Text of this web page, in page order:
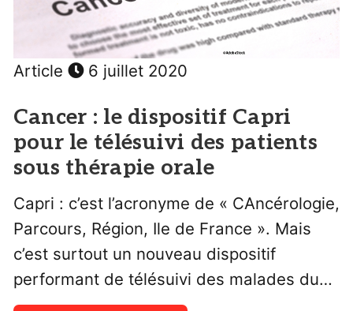
Article 6 juillet 2020
Cancer : le dispositif Capri
pour le télésuivi des patients
sous thérapie orale
Capri : c’est l’acronyme de « CAncérologie,
Parcours, Région, Ile de France ». Mais
c’est surtout un nouveau dispositif
performant de télésuivi des malades du…